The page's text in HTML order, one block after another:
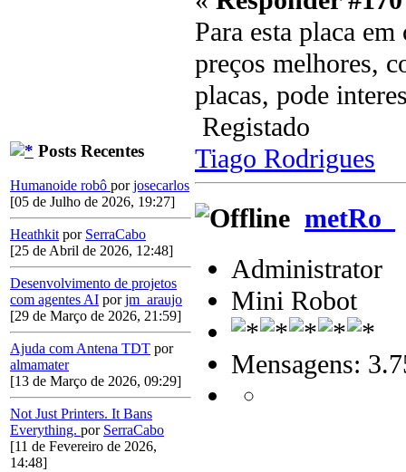
Posts Recentes
Humanoide robô porjosecarlos
[05 de Julho de 2026, 19:27]
Heathkit por SerraCabo
[25 de Abril de 2026, 12:48]
Desenvolvimento de projetos
com agentes AI porjm_araujo
[29 de Março de 2026, 21:59]
Ajuda com Antena TDT por
almamater
[13 de Março de 2026, 09:29]
Not Just Printers. It Bans
Everything. por SerraCabo
[11 de Fevereiro de 2026,
14:48]
Para esta placa
preços melhores,
placas, pode
Registado
Tiago Rodrigues
metRo_
Administrator
Mini Robot
Mensagens: